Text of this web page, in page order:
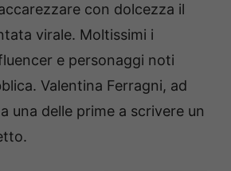
con dolcezza il
virale. Moltissimi i
e personaggi noti
Valentina Ferragni, ad
una delle prime a scrivere un